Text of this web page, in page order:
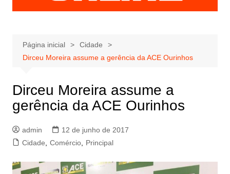
e
ú
Página inicial
Cidade
Dirceu Moreira assume a gerência da ACE Ourinhos
Dirceu Moreira assume a
gerência da ACE Ourinhos
admin
12 de junho de 2017
Cidade
Comércio, Principal